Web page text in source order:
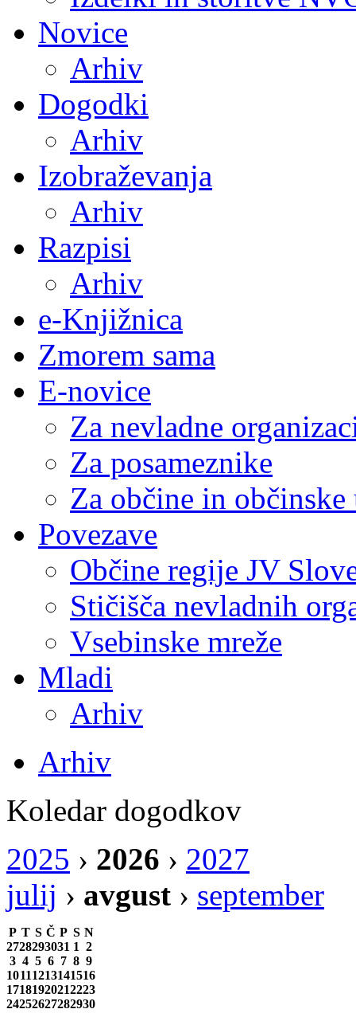
Novice
Arhiv
Dogodki
Arhiv
Izobraževanja
Arhiv
Razpisi
Arhiv
e-Knjižnica
Zmorem sama
E-novice
Za nevladne
Za posameznike
Za občine in občinske
Povezave
Občine regije JV
Stičišča nevladnih
Vsebinske mreže
Mladi
Arhiv
Arhiv
Koledar dogodkov
2025 › 2026 › 2027
julij › avgust › september
P T S Č P S N
2728293031 1 2
3 4 5 6 7 8 9
10111213141516
17181920212223
24252627282930